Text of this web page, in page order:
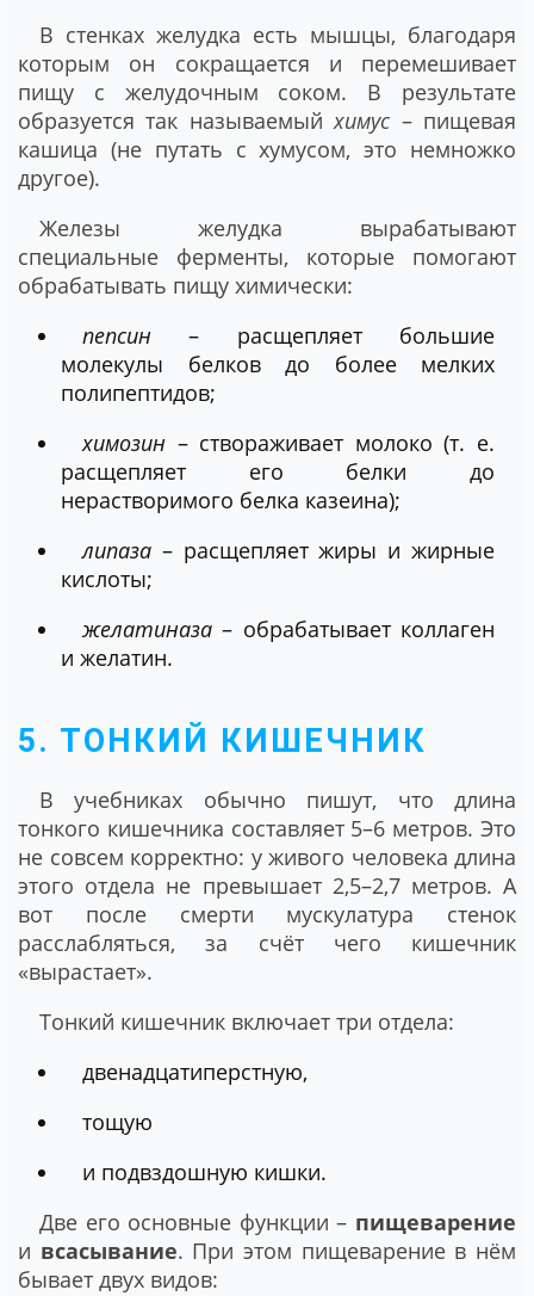
В стенках желудка есть мышцы, благодаря
которым он сокращается и перемешивает
пищу с желудочным соком. В результате
образуется так называемыйхимус – пищевая
кашица (не путать с хумусом, это немножко
другое).
Железы желудка вырабатывают
специальные ферменты, которые помогают
обрабатывать пищу химически:
пепсин– расщепляет большие
молекулы белков до более мелких
полипептидов;
химозин – створаживает молоко (т. е.
расщепляет его белки до
нерастворимого белка казеина);
липаза – расщепляет жиры и жирные
кислоты;
желатиназа– обрабатывает коллаген
и желатин.
5. ТОНКИЙ КИШЕЧНИК
В учебниках обычно пишут, что длина
тонкого кишечника составляет 5–6 метров. Это
не совсем корректно: у живого человека длина
этого отдела не превышает 2,5–2,7 метров. А
вот после смeрти мускулатура стенок
расслабляться, за счёт чего кишечник
«вырастает».
Тонкий кишечник включает три отдела:
двенадцатиперстную,
тощую
и подвздошную кишки.
Две его основные функции – пищеварение
и всасывание. При этом пищеварение в нём
бывает двух видов: